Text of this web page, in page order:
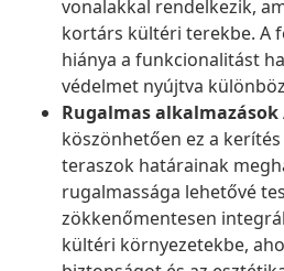
vonalakkal rendelkezik,
kortárs kültéri terekbe. A
hiánya a funkcionalitást
védelmet nyújtva
Rugalmas alkalmazások
köszönhetően ez a
teraszok határainak
rugalmassága lehetővé
zökkenőmentesen
kültéri környezetekbe,